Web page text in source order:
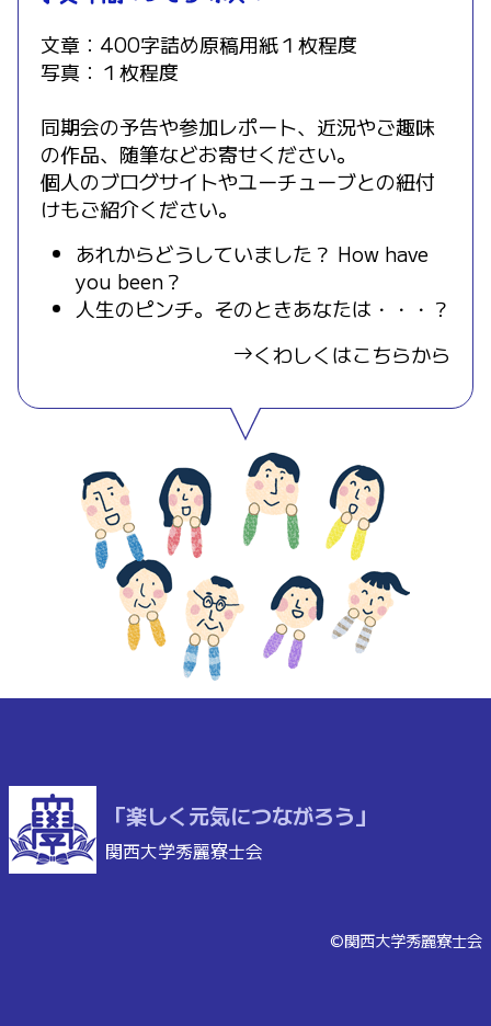
文章：400字詰め原稿用紙１枚程度
写真：１枚程度
同期会の予告や参加レポート、近況やご趣味
の作品、随筆などお寄せください。
個人のブログサイトやユーチューブとの紐付
けもご紹介ください。
あれからどうしていました？ How have
you been？
人生のピンチ。そのときあなたは・・・？
くわしくはこちらから
「楽しく元気につながろう」
関西大学秀麗寮士会
©関西大学秀麗寮士会